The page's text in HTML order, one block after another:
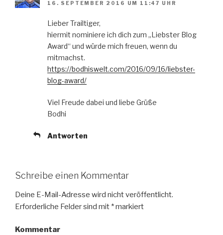
16. SEPTEMBER 2016 UM 11:47 UHR
Lieber Trailtiger,
hiermit nominiere ich dich zum „Liebster Blog
Award“ und würde mich freuen, wenn du
mitmachst.
https://bodhiswelt.com/2016/09/16/liebster-
blog-award/
Viel Freude dabei und liebe Grüße
Bodhi
Antworten
Schreibe einen Kommentar
Deine E-Mail-Adresse wird nicht veröffentlicht.
Erforderliche Felder sind mit *markiert
Kommentar